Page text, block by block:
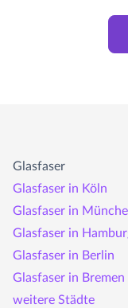
Kundennachfrage.
leere Leitungen
privater Anbieter.
Glasfaser
Glasfaser in Köln
Glasfaser in
Glasfaser in
Glasfaser in Berlin
Glasfaser in Bremen
weitere Städte